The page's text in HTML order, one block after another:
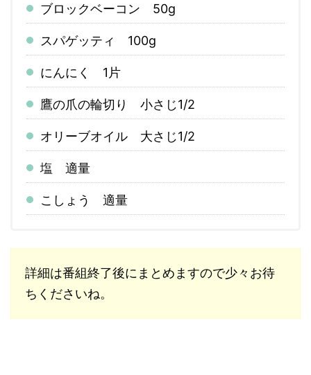
ブロックベーコン 50g
スパゲッティ 100g
にんにく 1片
鷹の爪の輪切り 小さじ1/2
オリーブオイル 大さじ1/2
塩 適量
こしょう 適量
詳細は番組終了後にまとめますので少々お待
ちくださいね。